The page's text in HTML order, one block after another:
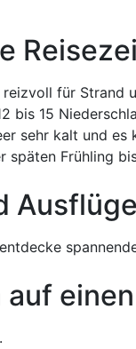
für Strand
bis 15
sehr kalt und es
Frühling
Ausflüge